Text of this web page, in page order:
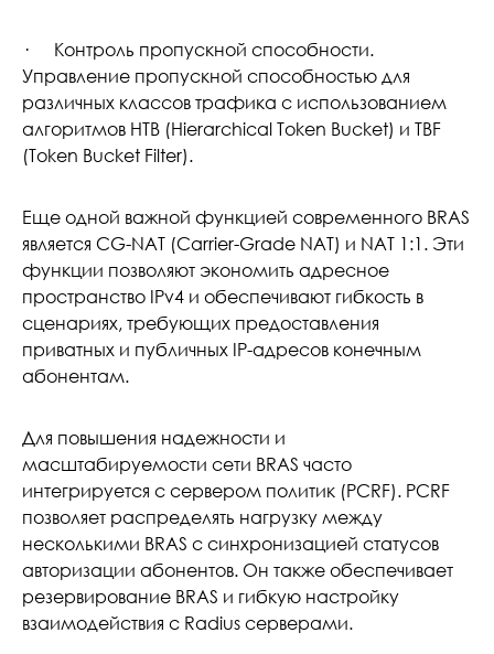
· Контроль пропускной способности.
Управление пропускной способностью для
различных классов трафика с использованием
алгоритмов HTB (Hierarchical Token Bucket) и TBF
(Token Bucket Filter).
Еще одной важной функцией современного BRAS
является CG-NAT (Carrier-Grade NAT) и NAT 1:1. Эти
функции позволяют экономить адресное
пространство IPv4 и обеспечивают гибкость в
сценариях, требующих предоставления
приватных и публичных IP-адресов конечным
абонентам.
Для повышения надежности и
масштабируемости сети BRAS часто
интегрируется с сервером политик (PCRF). PCRF
позволяет распределять нагрузку между
несколькими BRAS с синхронизацией статусов
авторизации абонентов. Он также обеспечивает
резервирование BRAS и гибкую настройку
взаимодействия с Radius серверами.